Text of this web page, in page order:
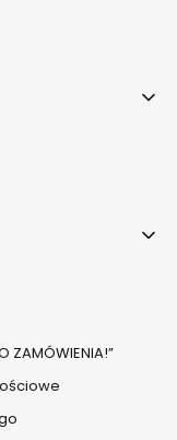
ZAMÓWIENIA!”